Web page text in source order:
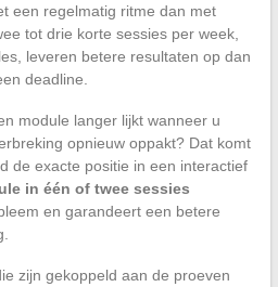
een regelmatig ritme dan met
tot drie korte sessies per week,
leveren betere resultaten op dan
deadline.
module langer lijkt wanneer u
opnieuw oppakt? Dat komt
de exacte positie in een interactief
in één of twee sessies
en garandeert een betere
zijn gekoppeld aan de proeven